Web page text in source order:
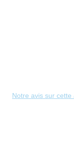
Notre avis sur cette